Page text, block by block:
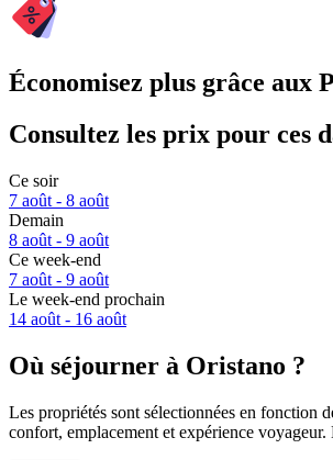
Économisez plus grâce aux
Consultez les prix pour ces
Ce soir
7 août - 8 août
Demain
8 août - 9 août
Ce week-end
7 août - 9 août
Le week-end prochain
14 août - 16 août
Où séjourner à Oristano ?
Les propriétés sont sélectionnées en fonction
confort, emplacement et expérience